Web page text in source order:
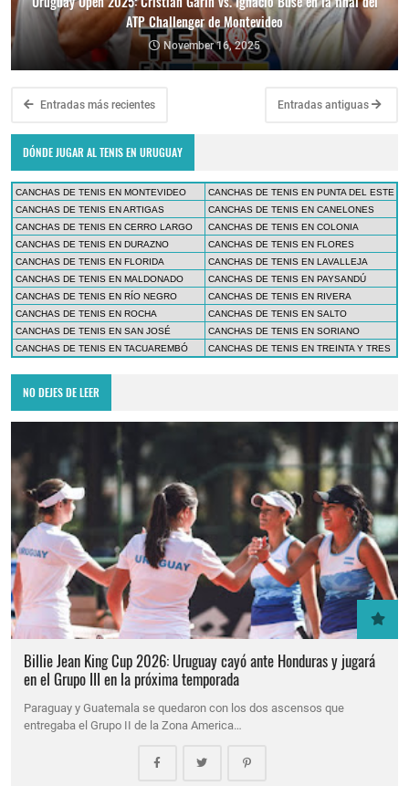
ATP Challenger de Montevideo
November 16, 2025
Entradas más recientes Entradas antiguas
DÓNDE JUGAR AL TENIS EN URUGUAY
CANCHAS DE TENIS EN MONTEVIDEO
CANCHAS DE TENIS EN PUNTA DEL ESTE
CANCHAS DE TENIS EN ARTIGAS
CANCHAS DE TENIS EN CANELONES
CANCHAS DE TENIS EN CERRO LARGO
CANCHAS DE TENIS EN COLONIA
CANCHAS DE TENIS EN DURAZNO
CANCHAS DE TENIS EN FLORES
CANCHAS DE TENIS EN FLORIDA
CANCHAS DE TENIS EN LAVALLEJA
CANCHAS DE TENIS EN MALDONADO
CANCHAS DE TENIS EN PAYSANDÚ
CANCHAS DE TENIS EN RÍO NEGRO
CANCHAS DE TENIS EN RIVERA
CANCHAS DE TENIS EN ROCHA
CANCHAS DE TENIS EN SALTO
CANCHAS DE TENIS EN SAN JOSÉ
CANCHAS DE TENIS EN SORIANO
CANCHAS DE TENIS EN TACUAREMBÓ
CANCHAS DE TENIS EN TREINTA Y TRES
NO DEJES DE LEER
Billie Jean King Cup 2026: Uruguay cayó ante Honduras y jugará
en el Grupo III en la próxima temporada
Paraguay y Guatemala se quedaron con los dos ascensos que
entregaba el Grupo II de la Zona America…